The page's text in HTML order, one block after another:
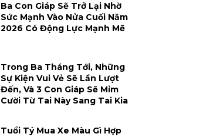
Ba Con Giáp Sẽ Trở Lại Nhờ
Sức Mạnh Vào Nửa Cuối Năm
2026 Có Động Lực Mạnh Mẽ
Trong Ba Tháng Tới, Những
Sự Kiện Vui Vẻ Sẽ Lần Lượt
Đến, Và 3 Con Giáp Sẽ Mỉm
Cười Từ Tai Này Sang Tai Kia
Tuổi Tý Mua Xe Màu Gì Hợp